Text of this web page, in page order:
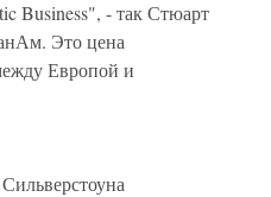
Business", - так Стюарт
Это цена
Европой и